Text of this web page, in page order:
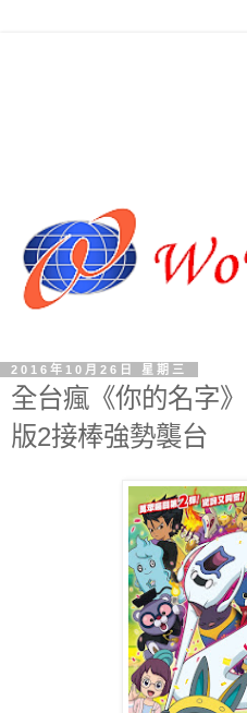
2016年10月26日 星期三
全台瘋《你的名字
版2接棒強勢襲台